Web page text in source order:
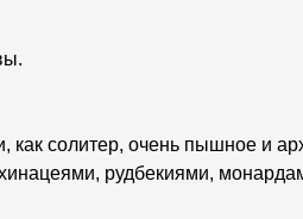
солитер, очень пышное и
рудбекиями,